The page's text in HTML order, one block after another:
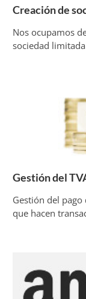
Creación de
Nos ocupamos
sociedad
Gestión del
Gestión del pago
que hacen